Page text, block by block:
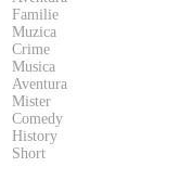
Familie
Muzica
Crime
Musica
Aventura
Mister
Comedy
History
Short